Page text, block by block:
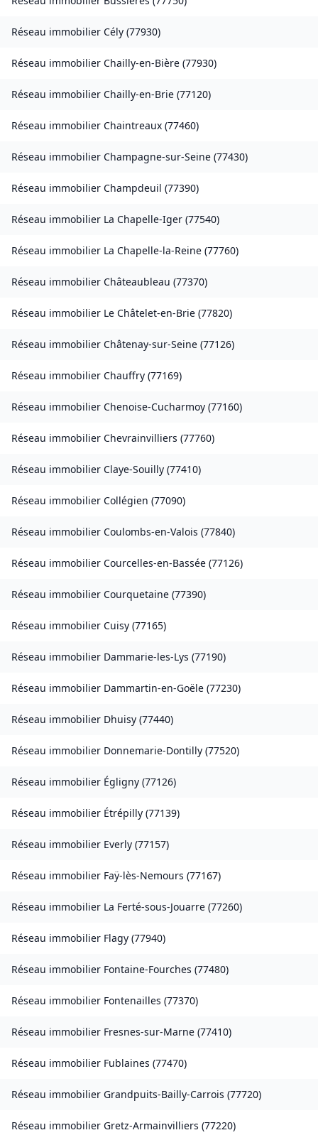
Réseau immobilier Cély (77930)
Réseau immobilier Chailly-en-Bière (77930)
Réseau immobilier Chailly-en-Brie (77120)
Réseau immobilier Chaintreaux (77460)
Réseau immobilier Champagne-sur-Seine (77430)
Réseau immobilier Champdeuil (77390)
Réseau immobilier La Chapelle-Iger (77540)
Réseau immobilier La Chapelle-la-Reine (77760)
Réseau immobilier Châteaubleau (77370)
Réseau immobilier Le Châtelet-en-Brie (77820)
Réseau immobilier Châtenay-sur-Seine (77126)
Réseau immobilier Chauffry (77169)
Réseau immobilier Chenoise-Cucharmoy (77160)
Réseau immobilier Chevrainvilliers (77760)
Réseau immobilier Claye-Souilly (77410)
Réseau immobilier Collégien (77090)
Réseau immobilier Coulombs-en-Valois (77840)
Réseau immobilier Courcelles-en-Bassée (77126)
Réseau immobilier Courquetaine (77390)
Réseau immobilier Cuisy (77165)
Réseau immobilier Dammarie-les-Lys (77190)
Réseau immobilier Dammartin-en-Goële (77230)
Réseau immobilier Dhuisy (77440)
Réseau immobilier Donnemarie-Dontilly (77520)
Réseau immobilier Égligny (77126)
Réseau immobilier Étrépilly (77139)
Réseau immobilier Everly (77157)
Réseau immobilier Faÿ-lès-Nemours (77167)
Réseau immobilier La Ferté-sous-Jouarre (77260)
Réseau immobilier Flagy (77940)
Réseau immobilier Fontaine-Fourches (77480)
Réseau immobilier Fontenailles (77370)
Réseau immobilier Fresnes-sur-Marne (77410)
Réseau immobilier Fublaines (77470)
Réseau immobilier Grandpuits-Bailly-Carrois (77720)
Réseau immobilier Gretz-Armainvilliers (77220)